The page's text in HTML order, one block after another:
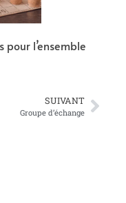
pour l’ensemble
SUIVANT
Groupe d’échange